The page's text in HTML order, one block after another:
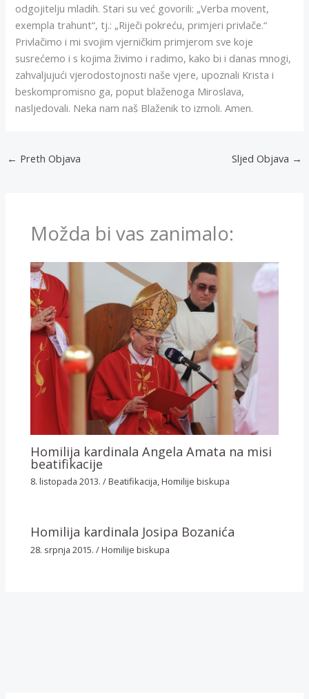
odgojitelju mladih. Stari su već govorili: „Verba movent,
exempla trahunt“, tj.: „Riječi pokreću, primjeri privlače.“
Privlačimo i mi svojim vjerničkim primjerom sve koje
susrećemo i s kojima živimo i radimo, kako bi i danas mnogi,
zahvaljujući vjerodostojnosti naše vjere, upoznali Krista i
beskompromisno ga, poput blaženoga Miroslava,
nasljedovali. Neka nam naš Blaženik to izmoli. Amen.
← Preth Objava Sljed Objava →
Možda bi vas zanimalo:
Homilija kardinala Angela Amata na misi
beatifikacije
8. listopada 2013./Beatifikacija,Homilije biskupa
Homilija kardinala Josipa Bozanića
28. srpnja 2015./Homilije biskupa